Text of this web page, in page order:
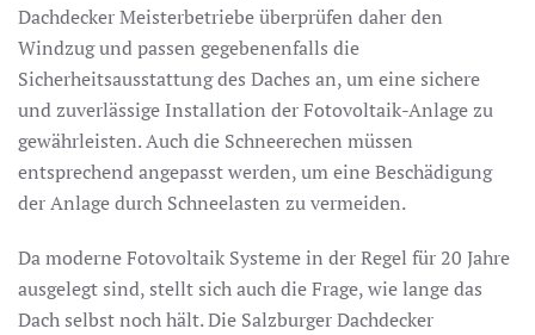
Dachdecker Meisterbetriebe überprüfen daher den
Windzug und passen gegebenenfalls die
Sicherheitsausstattung des Daches an, um eine sichere
und zuverlässige Installation der Fotovoltaik-Anlage zu
gewährleisten. Auch die Schneerechen müssen
entsprechend angepasst werden, um eine Beschädigung
der Anlage durch Schneelasten zu vermeiden.
Da moderne Fotovoltaik Systeme in der Regel für 20 Jahre
ausgelegt sind, stellt sich auch die Frage, wie lange das
Dach selbst noch hält. Die Salzburger Dachdecker